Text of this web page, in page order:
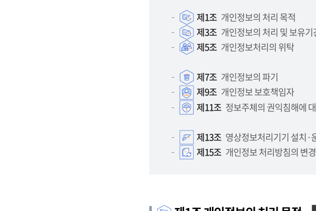
제1조 개인정보의 처리 목적
제3조 개인정보의 처리 및 보유기
제5조 개인정보처리의 위탁
제7조 개인정보의 파기
제9조 개인정보 보호책임자
제11조 정보주체의 권익침해에
제13조 영상정보처리기기 설치·
제15조 개인정보 처리방침의 변경